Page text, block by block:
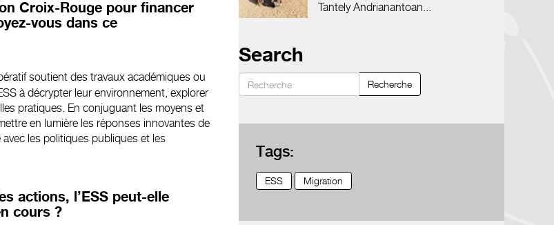
Croix-Rouge pour financer
vous dans ce
soutient des travaux académiques ou
à décrypter leur environnement, explorer
pratiques. En conjuguant les moyens et
en lumière les réponses innovantes de
avec les politiques publiques et les
actions, l’ESS peut-elle
cours ?
Tantely Andrianantoan...
Search
Recherche
Tags:
ESS Migration